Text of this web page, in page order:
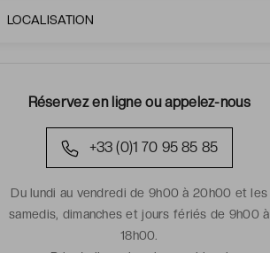
LOCALISATION
Réservez en ligne ou appelez-nous
+33 (0)1 70 95 85 85
Du lundi au vendredi de 9h00 à 20h00 et les
samedis, dimanches et jours fériés de 9h00 à
18h00.